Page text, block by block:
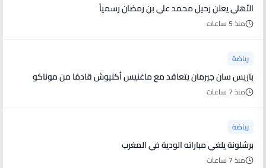
الأهلى يعلن رحيل محمد على بن رمضان رسمياً
منذ 5 ساعات
رياضة
باريس سان جيرمان يتعاقد مع ماغنيس أكليوش قادمًا من موناكو
منذ 7 ساعات
رياضة
برشلونة يلغي مباراته الودية في المغرب
منذ 7 ساعات